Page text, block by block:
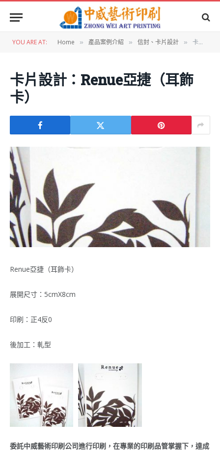
YOU ARE AT: Home » 產品案例介紹 » 信封、卡片設計 » 卡片設計：Renue亞捷（耳飾卡）
卡片設計：Renue亞捷（耳飾
卡）
Renue亞捷（耳飾卡）
展開尺寸：5cmX8cm
印刷：正4反0
後加工：軋型
委託中威藝術印刷公司進行印刷，在專業的印刷品管掌握下，達成